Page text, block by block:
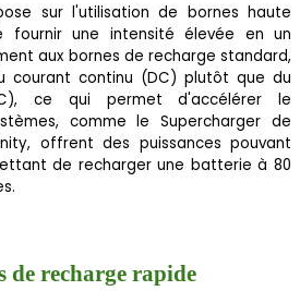
sur l'utilisation de bornes haute
fournir une intensité élevée en un
aux bornes de recharge standard,
courant continu (DC) plutôt que du
ce qui permet d'accélérer le
comme le Supercharger de
offrent des puissances pouvant
de recharger une batterie à 80
de recharge rapide